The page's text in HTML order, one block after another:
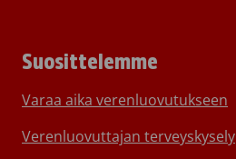
Suosittelemme
Varaa aika verenluovutukseen
Verenluovuttajan terveyskysely